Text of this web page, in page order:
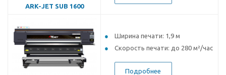
ARK-JET SUB 1600
Ширина печати: 1,9 м
Скорость печати: до 280 м²/час
Подробнее